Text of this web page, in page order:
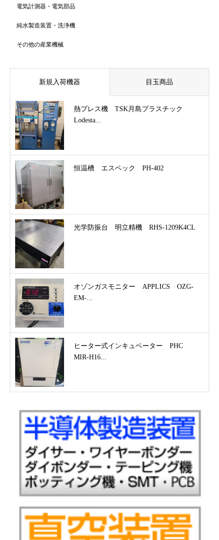
電気計測器・電気部品
純水製造装置・洗浄機
その他の産業機械
新規入荷機器 目玉商品
熱プレス機 TSK月島プラスチック
Lodesta...
恒温槽 エスペック PH-402
光学防振台 明立精機 RHS-1209K4CL
オゾンガスモニター APPLICS OZG-
EM-...
ヒーター式インキュベーター PHC
MIR-H16...